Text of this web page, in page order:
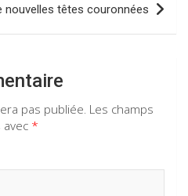
nouvelles têtes couronnées
pas publiée. Les champs
*